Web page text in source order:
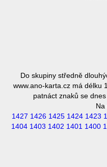
Do skupiny středně
www.ano-karta.cz má délku
patnáct znaků se
Na
1427 1426 1425 1424 1423
1404 1403 1402 1401 1400